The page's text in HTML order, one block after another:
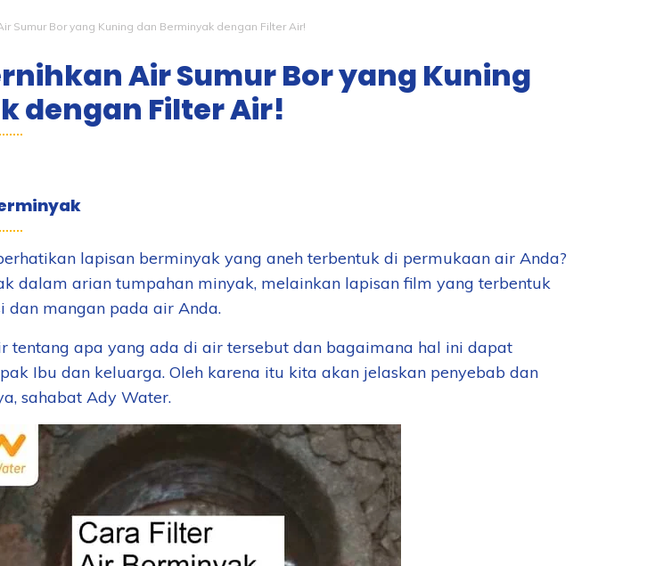
Sumur Bor yang Kuning dan Berminyak dengan Filter Air!
Air Sumur Bor yang Kuning
dengan Filter Air!
lapisan berminyak yang aneh terbentuk di permukaan air Anda?
dalam arian tumpahan minyak, melainkan lapisan film yang terbentuk
dan mangan pada air Anda.
tentang apa yang ada di air tersebut dan bagaimana hal ini dapat
Ibu dan keluarga. Oleh karena itu kita akan jelaskan penyebab dan
sahabat Ady Water.